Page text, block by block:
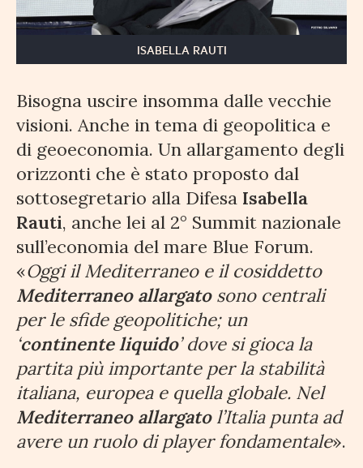
ISABELLA RAUTI
Bisogna uscire insomma dalle vecchie
visioni. Anche in tema di geopolitica e
di geoeconomia. Un allargamento degli
orizzonti che è stato proposto dal
sottosegretario alla Difesa Isabella
Rauti, anche lei al 2° Summit nazionale
sull’economia del mare Blue Forum.
«Oggi il Mediterraneo e il cosiddetto
Mediterraneo allargato sono centrali
per le sfide geopolitiche; un
‘continente liquido’ dove si gioca la
partita più importante per la stabilità
italiana, europea e quella globale. Nel
Mediterraneo allargatol’Italia punta ad
avere un ruolo di player fondamentale».